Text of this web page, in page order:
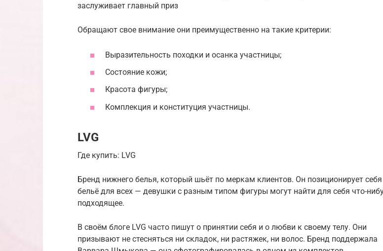
заслуживает главный приз
Обращают свое внимание они преимущественно на такие критерии:
Выразительность походки и осанка участницы;
Состояние кожи;
Красота фигуры;
Комплекция и конституция участницы.
LVG
Где купить: LVG
Бренд нижнего белья, который шьёт по меркам клиентов. Он позиционирует
бельё для всех — девушки с разным типом фигуры могут найти для себя что-
подходящее.
В своём блоге LVG часто пишут о принятии себя и о любви к своему телу. Они
призывают не стесняться ни складок, ни растяжек, ни волос. Бренд поддержала